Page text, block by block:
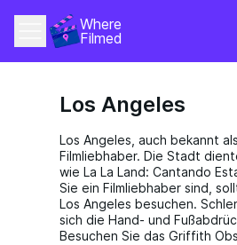
Where
Filmed
Los Angeles
Los Angeles, auch bekannt
Filmliebhaber. Die Stadt
wie La La Land: Cantando
Sie ein Filmliebhaber sind,
Los Angeles besuchen.
sich die Hand- und
Besuchen Sie das Griffith